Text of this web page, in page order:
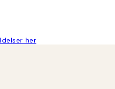
her